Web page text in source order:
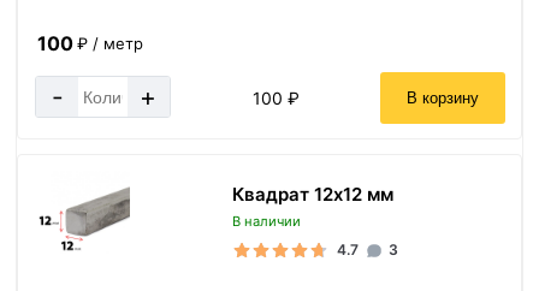
100₽ / метр
- + 100 ₽ В корзину
Квадрат 12х12 мм
В наличии
4.7 3